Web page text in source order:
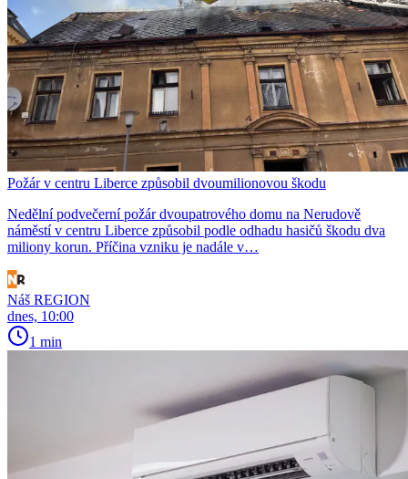
Požár v centru Liberce způsobil dvoumilionovou škodu
Nedělní podvečerní požár dvoupatrového domu na Nerudově
náměstí v centru Liberce způsobil podle odhadu hasičů škodu dva
miliony korun. Příčina vzniku je nadále v…
Náš REGION
dnes, 10:00
1 min